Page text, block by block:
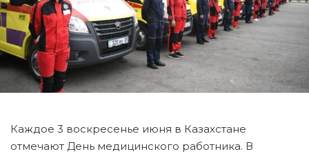
Каждое 3 воскресенье июня в Казахстане
отмечают День медицинского работника. В